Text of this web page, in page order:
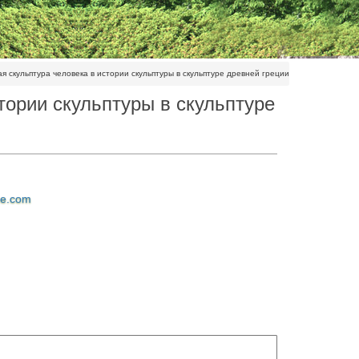
скульптура человека в истории скульптуры в скульптуре древней греции
скульптуры в скульптуре
льва.Традиционная скульптура Древней Индии.
поэмами Гомера, трагедиями афинских
искусства Греции не была статичной…